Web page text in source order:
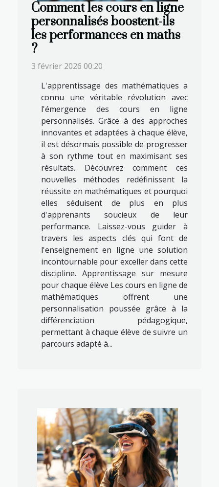
Comment les cours en ligne
personnalisés boostent-ils
les performances en maths
?
3 février 2026 00:20
L'apprentissage des mathématiques a
connu une véritable révolution avec
l'émergence des cours en ligne
personnalisés. Grâce à des approches
innovantes et adaptées à chaque élève,
il est désormais possible de progresser
à son rythme tout en maximisant ses
résultats. Découvrez comment ces
nouvelles méthodes redéfinissent la
réussite en mathématiques et pourquoi
elles séduisent de plus en plus
d'apprenants soucieux de leur
performance. Laissez-vous guider à
travers les aspects clés qui font de
l'enseignement en ligne une solution
incontournable pour exceller dans cette
discipline. Apprentissage sur mesure
pour chaque élève Les cours en ligne de
mathématiques offrent une
personnalisation poussée grâce à la
différenciation pédagogique,
permettant à chaque élève de suivre un
parcours adapté à...